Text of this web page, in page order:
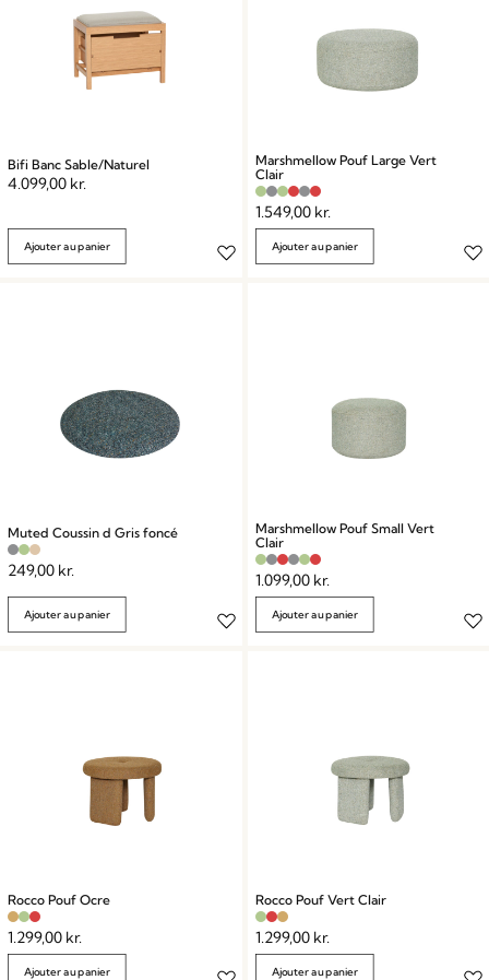
Bifi Banc Sable/Naturel
4.099,00 kr.
Ajouter au panier
Marshmellow Pouf Large Vert
Clair
1.549,00 kr.
Ajouter au panier
Muted Coussin d Gris foncé
249,00 kr.
Ajouter au panier
Marshmellow Pouf Small Vert
Clair
1.099,00 kr.
Ajouter au panier
Rocco Pouf Ocre
1.299,00 kr.
Ajouter au panier
Rocco Pouf Vert Clair
1.299,00 kr.
Ajouter au panier